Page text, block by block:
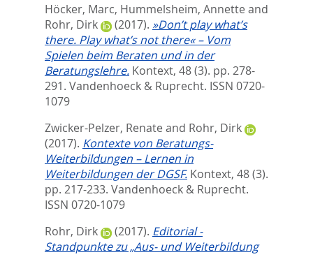
Höcker, Marc, Hummelsheim, Annette and
Rohr, Dirk
(2017). »Don’t play what’s
there. Play what’s not there« – Vom
Spielen beim Beraten und in der
Beratungslehre. Kontext, 48 (3). pp. 278-
291. Vandenhoeck & Ruprecht. ISSN 0720-
1079
Zwicker-Pelzer, Renate and Rohr, Dirk
(2017). Kontexte von Beratungs-
Weiterbildungen – Lernen in
Weiterbildungen der DGSF. Kontext, 48 (3).
pp. 217-233. Vandenhoeck & Ruprecht.
ISSN 0720-1079
Rohr, Dirk
(2017). Editorial -
Standpunkte zu „Aus- und Weiterbildung